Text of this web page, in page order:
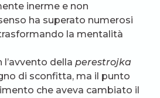
inerme e non
ha superato numerosi
la mentalità
l’avvento della perestrojka
di sconfitta, ma il punto
che aveva cambiato il